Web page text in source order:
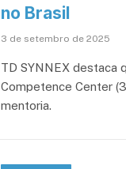
no Brasil
3 de setembro de 2025
TD SYNNEX destaca
Competence Center
mentoria.